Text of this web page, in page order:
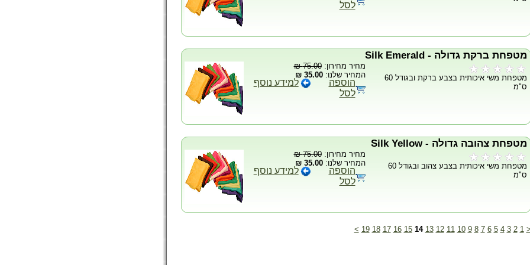
לסל
מטפחת ברקת גדולה - Silk Emerald
מטפחת משי איכותית בצבע ברקת ובגודל 60
ס"מ
מחיר מחירון:75.00 ₪
המחיר שלנו:35.00 ₪
הוספה
לסל
למידע נוסף
מטפחת צהובה גדולה - Silk Yellow
מטפחת משי איכותית בצבע צהוב ובגודל 60
ס"מ
מחיר מחירון:75.00 ₪
המחיר שלנו:35.00 ₪
הוספה
לסל
למידע נוסף
1
2
3
4
5
6
7
8
9
10
11
12
13
14
15
16
17
18
19
>